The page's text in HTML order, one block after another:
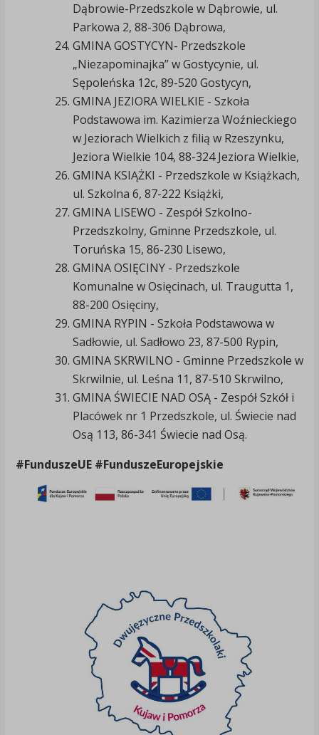
Dąbrowie-Przedszkole w Dąbrowie, ul.
Parkowa 2, 88-306 Dąbrowa,
GMINA GOSTYCYN- Przedszkole
„Niezapominajka” w Gostycynie, ul.
Sępoleńska 12c, 89-520 Gostycyn,
GMINA JEZIORA WIELKIE - Szkoła
Podstawowa im. Kazimierza Woźnieckiego
w Jeziorach Wielkich z filią w Rzeszynku,
Jeziora Wielkie 104, 88-324 Jeziora Wielkie,
GMINA KSIĄŻKI - Przedszkole w Książkach,
ul. Szkolna 6, 87-222 Książki,
GMINA LISEWO - Zespół Szkolno-
Przedszkolny, Gminne Przedszkole, ul.
Toruńska 15, 86-230 Lisewo,
GMINA OSIĘCINY - Przedszkole
Komunalne w Osięcinach, ul. Traugutta 1,
88-200 Osięciny,
GMINA RYPIN - Szkoła Podstawowa w
Sadłowie, ul. Sadłowo 23, 87-500 Rypin,
GMINA SKRWILNO - Gminne Przedszkole w
Skrwilnie, ul. Leśna 11, 87-510 Skrwilno,
GMINA ŚWIECIE NAD OSĄ - Zespół Szkół i
Placówek nr 1 Przedszkole, ul. Świecie nad
Osą 113, 86-341 Świecie nad Osą.
#FunduszeUE #FunduszeEuropejskie